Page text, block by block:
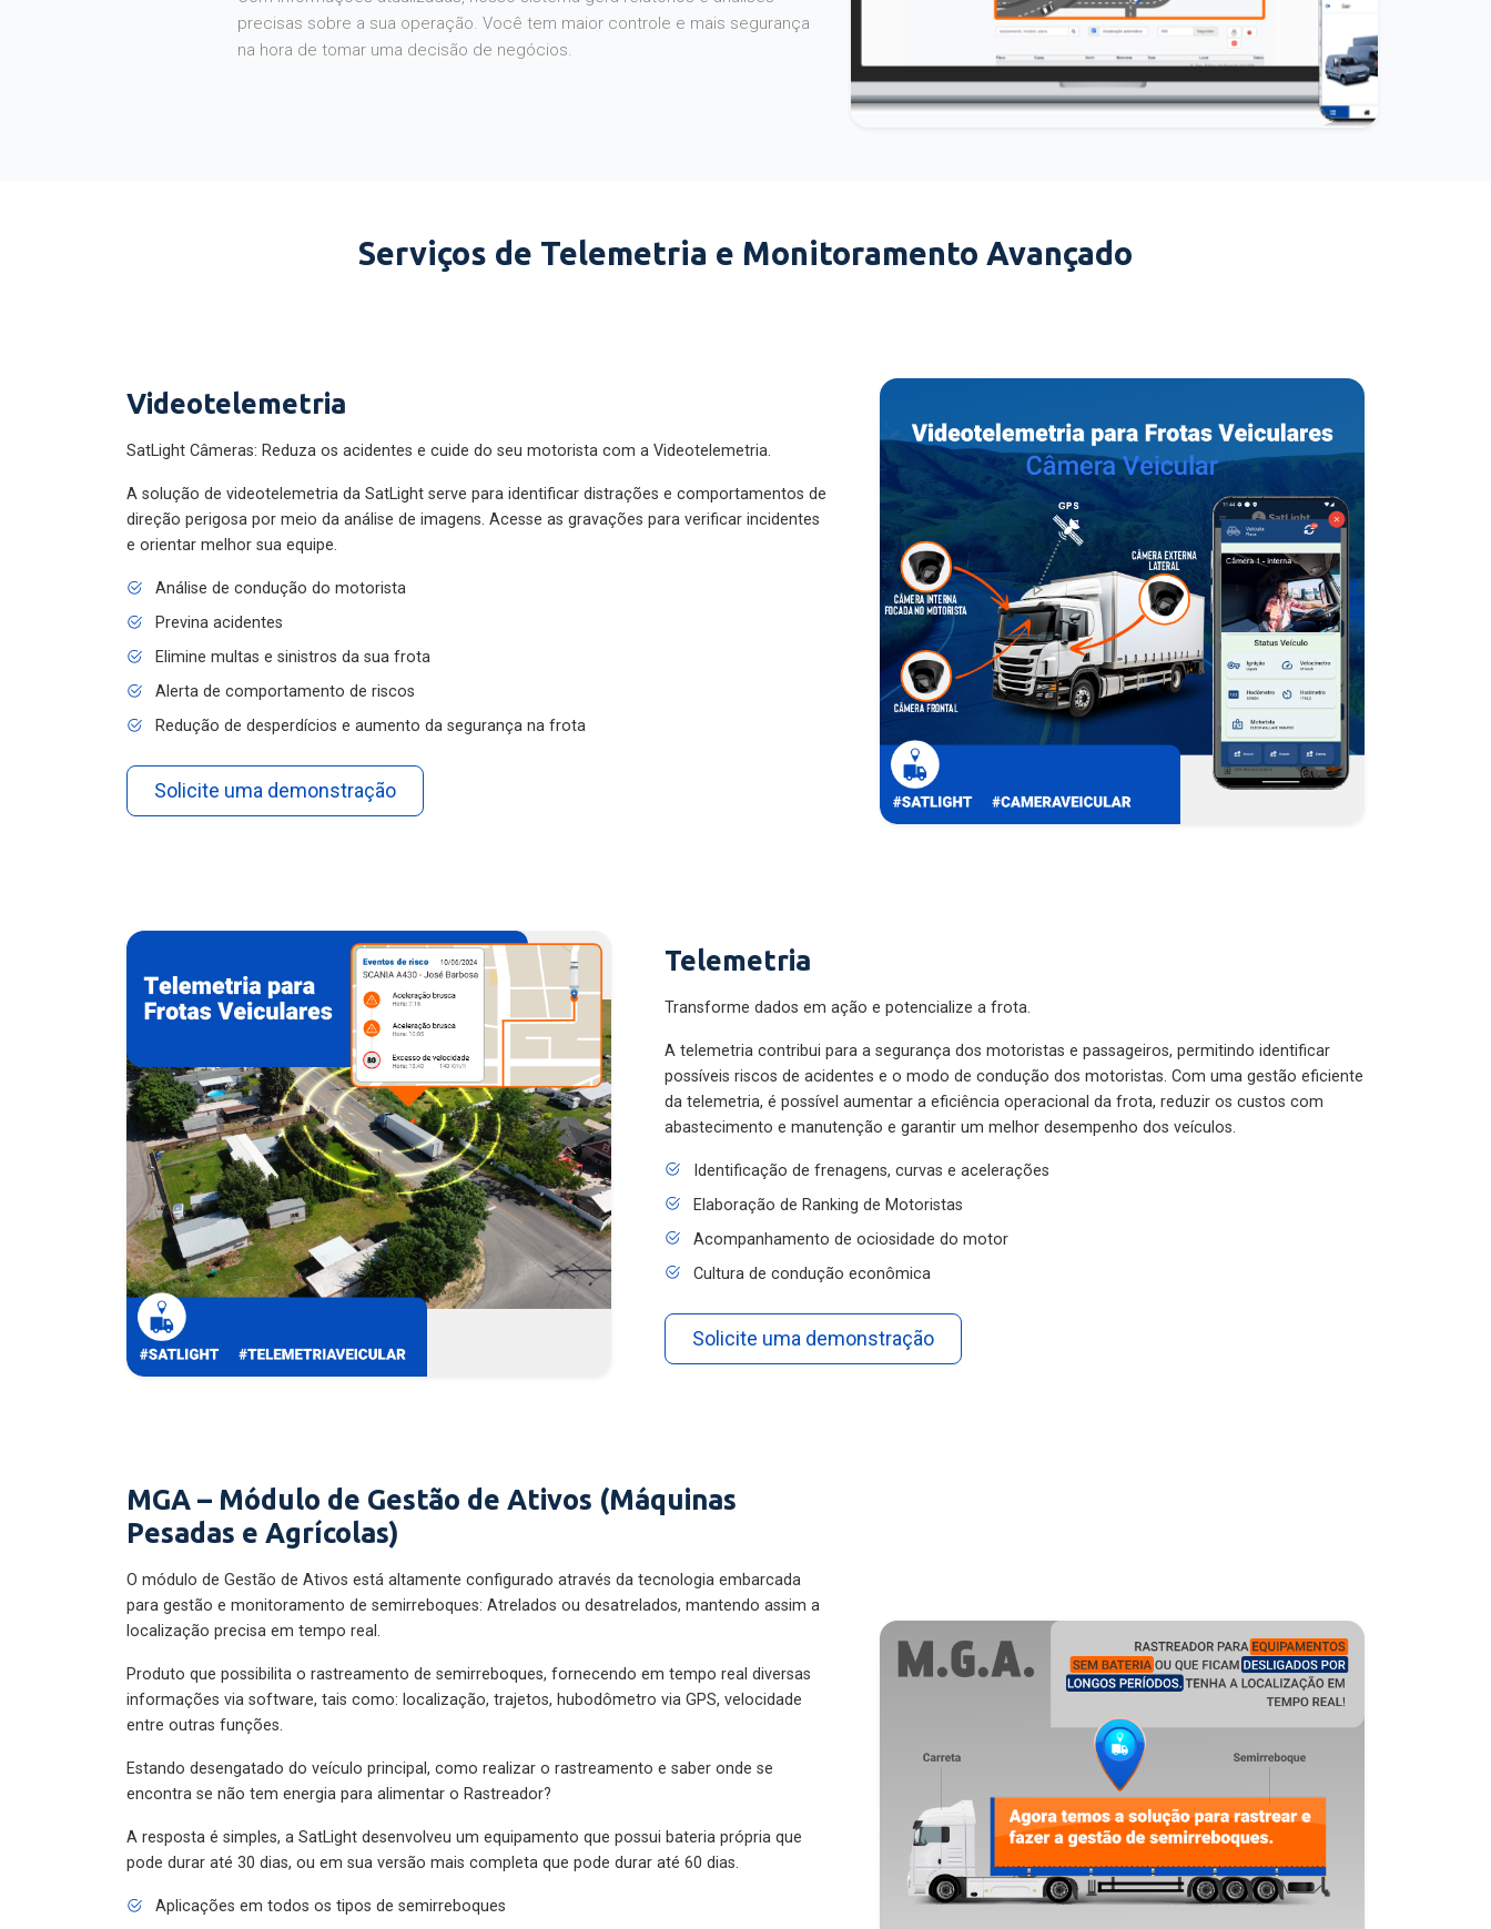
precisas sobre a sua operação. Você tem maior controle e mais segurança
na hora de tomar uma decisão de negócios.
Serviços de Telemetria e Monitoramento Avançado
Videotelemetria
SatLight Câmeras: Reduza os acidentes e cuide do seu motorista com a Videotelemetria.
A solução de videotelemetria da SatLight serve para identificar distrações e comportamentos de
direção perigosa por meio da análise de imagens. Acesse as gravações para verificar incidentes
e orientar melhor sua equipe.
Análise de condução do motorista
Previna acidentes
Elimine multas e sinistros da sua frota
Alerta de comportamento de riscos
Redução de desperdícios e aumento da segurança na frota
Solicite uma demonstração
Telemetria
Transforme dados em ação e potencialize a frota.
A telemetria contribui para a segurança dos motoristas e passageiros, permitindo identificar
possíveis riscos de acidentes e o modo de condução dos motoristas. Com uma gestão eficiente
da telemetria, é possível aumentar a eficiência operacional da frota, reduzir os custos com
abastecimento e manutenção e garantir um melhor desempenho dos veículos.
Identificação de frenagens, curvas e acelerações
Elaboração de Ranking de Motoristas
Acompanhamento de ociosidade do motor
Cultura de condução econômica
Solicite uma demonstração
MGA – Módulo de Gestão de Ativos (Máquinas
Pesadas e Agrícolas)
O módulo de Gestão de Ativos está altamente configurado através da tecnologia embarcada
para gestão e monitoramento de semirreboques: Atrelados ou desatrelados, mantendo assim a
localização precisa em tempo real.
Produto que possibilita o rastreamento de semirreboques, fornecendo em tempo real diversas
informações via software, tais como: localização, trajetos, hubodômetro via GPS, velocidade
entre outras funções.
Estando desengatado do veículo principal, como realizar o rastreamento e saber onde se
encontra se não tem energia para alimentar o Rastreador?
A resposta é simples, a SatLight desenvolveu um equipamento que possui bateria própria que
pode durar até 30 dias, ou em sua versão mais completa que pode durar até 60 dias.
Aplicações em todos os tipos de semirreboques